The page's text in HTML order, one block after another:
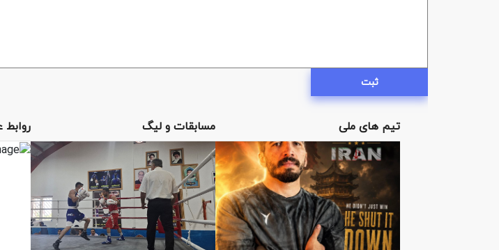
ثبت
تیم های ملی مسابقات و لیگ